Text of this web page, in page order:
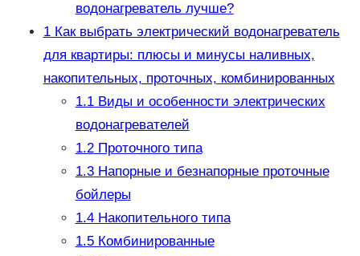
водонагреватель лучше?
1Как выбрать электрический водонагреватель
для квартиры: плюсы и минусы наливных,
накопительных, проточных, комбинированных
1.1Виды и особенности электрических
водонагревателей
1.2Проточного типа
1.3Напорные и безнапорные проточные
бойлеры
1.4Накопительного типа
1.5Комбинированные